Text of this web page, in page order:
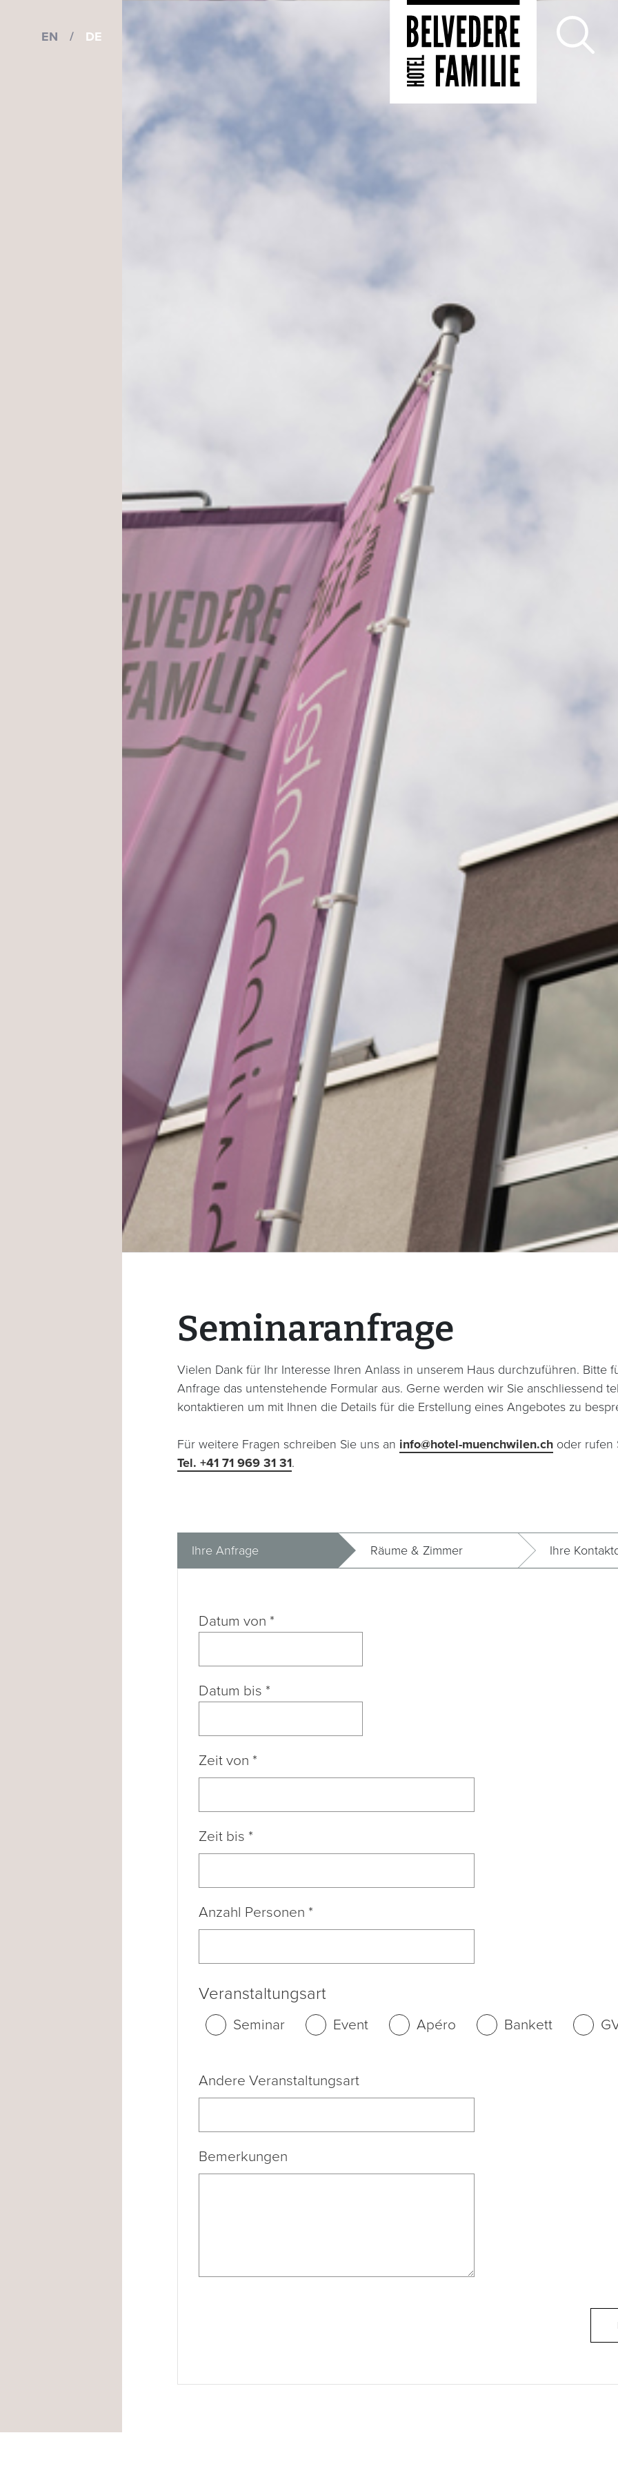
EN / DE
Seminaranfrage
Vielen Dank für Ihr Interesse Ihren Anlass in unserem Haus durchzuführen. Bitte
Anfrage das untenstehende Formular aus. Gerne werden wir Sie anschliessend
kontaktieren um mit Ihnen die Details für die Erstellung eines Angebotes zu
Für weitere Fragen schreiben Sie uns an info@hotel-muenchwilen.ch oder rufen
Tel. +41 71 969 31 31.
Ihre Anfrage Räume & Zimmer Ihre
Datum von *
Datum bis *
Zeit von *
Zeit bis *
Anzahl Personen *
Veranstaltungsart
Seminar Event Apéro Bankett
Andere Veranstaltungsart
Bemerkungen